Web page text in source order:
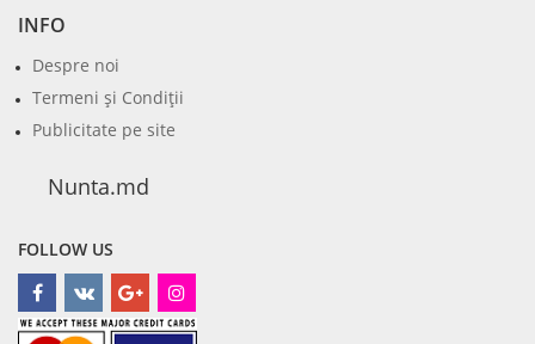
INFO
Despre noi
Termeni şi Condiţii
Publicitate pe site
Nunta.md
FOLLOW US